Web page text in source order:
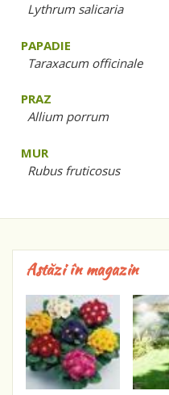
Lythrum salicaria
PAPADIE
Taraxacum officinale
PRAZ
Allium porrum
MUR
Rubus fruticosus
Astăzi în magazin